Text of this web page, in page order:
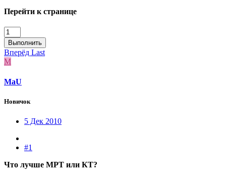
Перейти к странице
Выполнить
Вперёд Last
M
MaU
Новичок
5 Дек 2010
#1
Что лучше МРТ или КТ?